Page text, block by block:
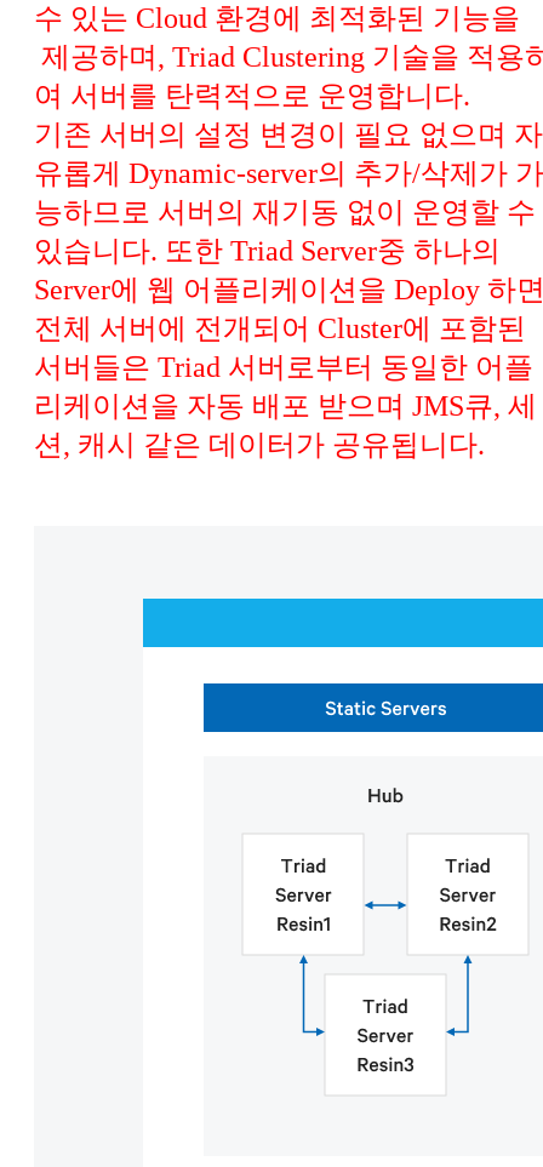
수 있는 Cloud 환경에 최적화된 기능을
제공하며, Triad Clustering 기술을 적용
여 서버를 탄력적으로 운영합니다.
기존 서버의 설정 변경이 필요 없으며 자
유롭게 Dynamic-server의 추가/삭제가 가
능하므로 서버의 재기동 없이 운영할 수
있습니다. 또한 Triad Server중 하나의
Server에 웹 어플리케이션을 Deploy 하
전체 서버에 전개되어 Cluster에 포함된
서버들은 Triad 서버로부터 동일한 어플
리케이션을 자동 배포 받으며 JMS큐, 세
션, 캐시 같은 데이터가 공유됩니다.